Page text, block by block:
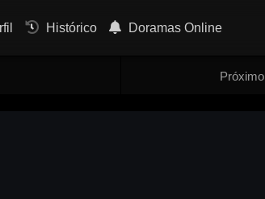
Histórico Doramas Online
Próximo